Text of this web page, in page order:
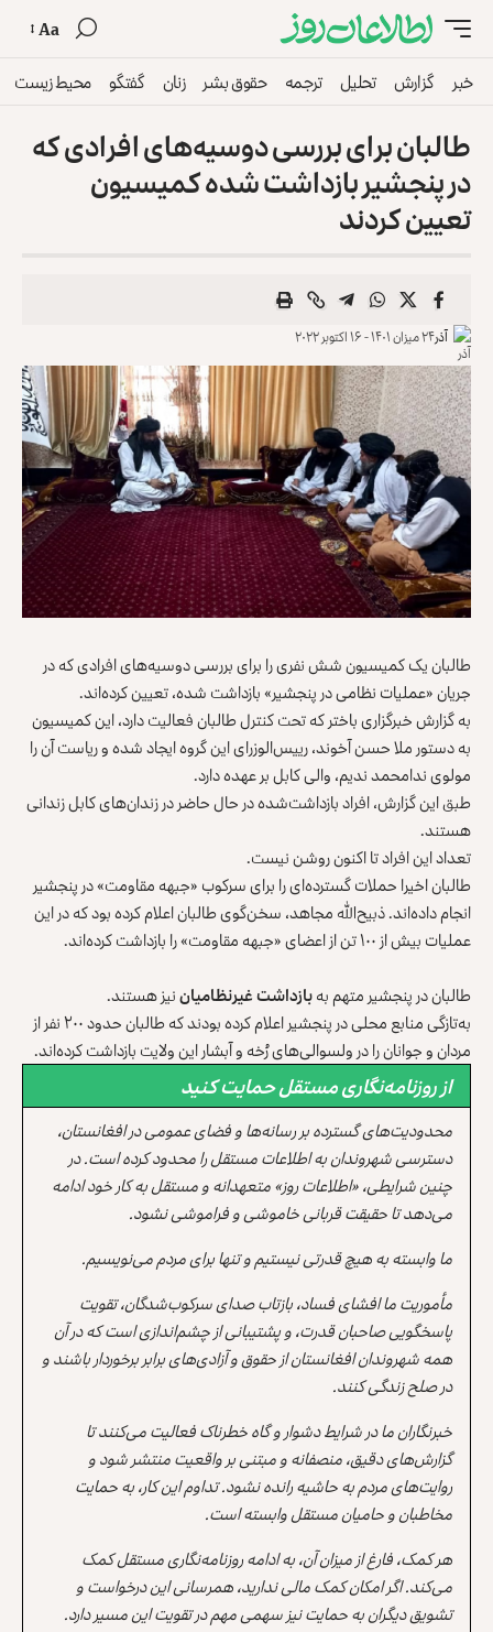
Aa
خبر گزارش تحلیل ترجمه حقوق بشر زنان گفتگو محیط زیست
طالبان برای بررسی دوسیه‌های افرادی که
در پنجشیر بازداشت شده کمیسیون
تعیین کردند
آذر۲۴ میزان ۱۴۰۱ - ۱۶ اکتوبر ۲۰۲۲
طالبان یک کمیسیون شش نفری را برای بررسی دوسیه‌های افرادی که در
جریان «عملیات نظامی در پنجشیر» بازداشت شده‌، تعیین کرده‌اند.
به گزارش خبرگزاری باختر که تحت کنترل طالبان فعالیت دارد، این کمیسیون
به دستور ملا حسن آخوند، رییس‌الوزرای این گروه ایجاد شده و ریاست آن را
مولوی ندامحمد ندیم، والی کابل بر عهده دارد.
طبق این گزارش، افراد بازداشت‌شده در حال حاضر در زندان‌های کابل زندانی
هستند.
تعداد این افراد تا اکنون روشن نیست.
طالبان اخیرا حملات گسترده‌ای را برای سرکوب «جبهه مقاومت» در پنجشیر
انجام داده‌اند. ذبیح‌الله مجاهد، سخن‌گوی طالبان اعلام کرده بود که در این
عملیات بیش از ۱۰۰ تن از اعضای «جبهه مقاومت» را بازداشت کرده‌‌اند.
طالبان در پنجشیر متهم بهبازداشت غیرنظامیاننیز هستند.
به‌تازگی منابع محلی در پنجشیر اعلام کرده بودند که طالبان حدود ۲۰۰ نفر از
مردان و جوانان را در ولسوالی‌های رُخه و آبشار این ولایت بازداشت کرده‌اند.
از روزنامه‌نگاری مستقل حمایت کنید
محدودیت‌های گسترده بر رسانه‌ها و فضای عمومی در افغانستان،
دسترسی شهروندان به اطلاعات مستقل را محدود کرده است. در
چنین شرایطی، «اطلاعات روز» متعهدانه و مستقل به کار خود ادامه
می‌دهد تا حقیقت قربانی خاموشی و فراموشی نشود.
ما وابسته به هیچ قدرتی نیستیم و تنها برای مردم می‌نویسیم.
مأموریت ما افشای فساد، بازتاب صدای سرکوب‌شدگان، تقویت
پاسخگویی صاحبان قدرت، و پشتیبانی از چشم‌اندازی است که در آن
همه شهروندان افغانستان از حقوق و آزادی‌های برابر برخوردار باشند و
در صلح زندگی کنند.
خبرنگاران ما در شرایط دشوار و گاه خطرناک فعالیت می‌کنند تا
گزارش‌های دقیق، منصفانه و مبتنی بر واقعیت منتشر شود و
روایت‌های مردم به حاشیه رانده نشود. تداوم این کار، به حمایت
مخاطبان و حامیان مستقل وابسته است.
هر کمک، فارغ از میزان آن، به ادامه روزنامه‌نگاری مستقل کمک
می‌کند. اگر امکان کمک مالی ندارید، همرسانی این درخواست و
تشویق دیگران به حمایت نیز سهمی مهم در تقویت این مسیر دارد.